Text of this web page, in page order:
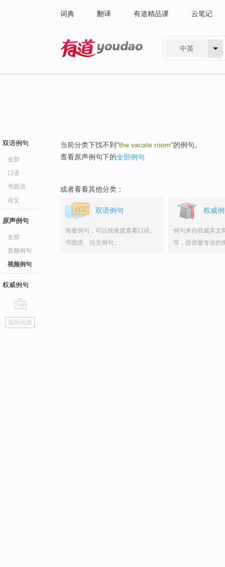
词典 翻译 有道精品课 云笔记
中英
双语例句
全部
口语
书面语
论文
原声例句
全部
音频例句
视频例句
权威例句
go
top
返回词典
当前分类下找不到"the vacate room"的例句。
查看原声例句下的全部例句
或者看看其他分类：
双语例句
海量例句，可以按难度查看口语、
书面语、论文例句。
权威
例句来自权威英文
等，提供最专业的